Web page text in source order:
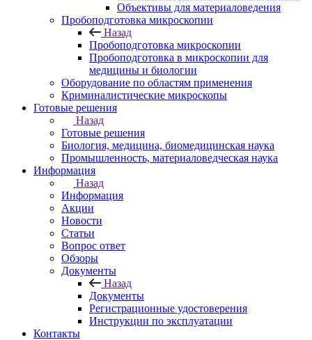
Объективы для материаловедения
Пробоподготовка микроскопии
Назад
Пробоподготовка микроскопии
Пробоподготовка в микроскопии для
медицины и биологии
Оборудование по областям применения
Криминалистические микроскопы
Готовые решения
Назад
Готовые решения
Биология, медицина, биомедицинская наука
Промышленность, материаловедческая наука
Информация
Назад
Информация
Акции
Новости
Статьи
Вопрос ответ
Обзоры
Документы
Назад
Документы
Регистрационные удостоверения
Инструкции по эксплуатации
Контакты